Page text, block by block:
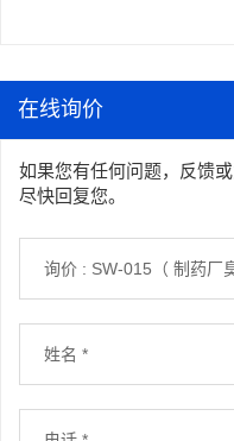
在线询价
如果您有任何问题，反馈
尽快回复您。